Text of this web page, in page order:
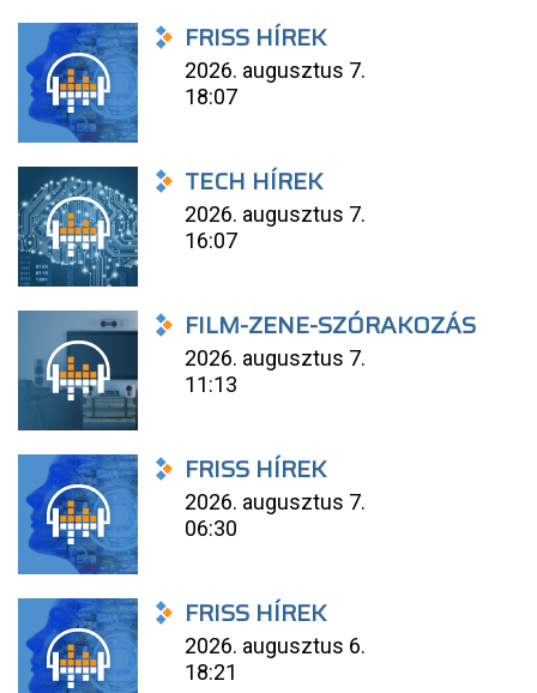
FRISS HÍREK
2026. augusztus 7.
18:07
TECH HÍREK
2026. augusztus 7.
16:07
FILM-ZENE-SZÓRAKOZÁS
2026. augusztus 7.
11:13
FRISS HÍREK
2026. augusztus 7.
06:30
FRISS HÍREK
2026. augusztus 6.
18:21